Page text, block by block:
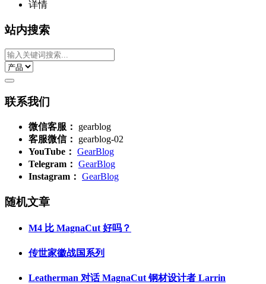
详情
站内搜索
联系我们
微信客服：
gearblog
客服微信：
gearblog-02
YouTube： GearBlog
Telegram： GearBlog
Instagram： GearBlog
随机文章
M4 比 MagnaCut 好吗？
传世家徽战国系列
Leatherman 对话 MagnaCut 钢材设计者 Larrin